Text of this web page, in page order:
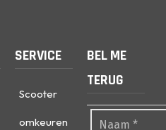
SERVICE
Scooter
omkeuren
BEL ME
TERUG